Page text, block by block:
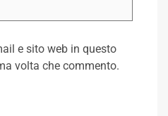
e sito web in questo
volta che commento.